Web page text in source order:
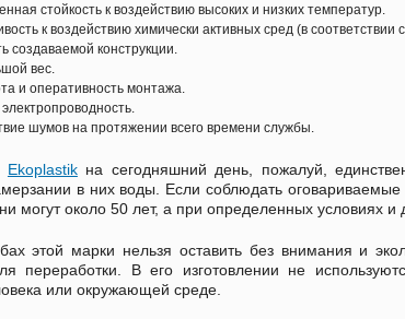
стойкость к воздействию высоких и низких температур.
к воздействию химически активных сред (в
создаваемой конструкции.
вес.
и оперативность монтажа.
шумов на протяжении всего времени службы.
Ekoplastikна сегодняшний день, пожалуй,
в них воды. Если соблюдать
могут около 50 лет, а при определенных условиях и
этой марки нельзя оставить без внимания и
переработки. В его изготовлении не
или окружающей среде.